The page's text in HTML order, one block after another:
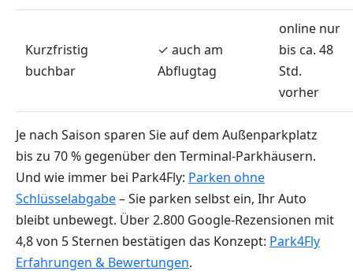
Kurzfristig
buchbar
✓ auch am
Abflugtag
online nur
bis ca. 48
Std.
vorher
Je nach Saison sparen Sie auf dem Außenparkplatz
bis zu 70 % gegenüber den Terminal-Parkhäusern.
Und wie immer bei Park4Fly: Parken ohne
Schlüsselabgabe– Sie parken selbst ein, Ihr Auto
bleibt unbewegt. Über 2.800 Google-Rezensionen mit
4,8 von 5 Sternen bestätigen das Konzept: Park4Fly
Erfahrungen & Bewertungen.